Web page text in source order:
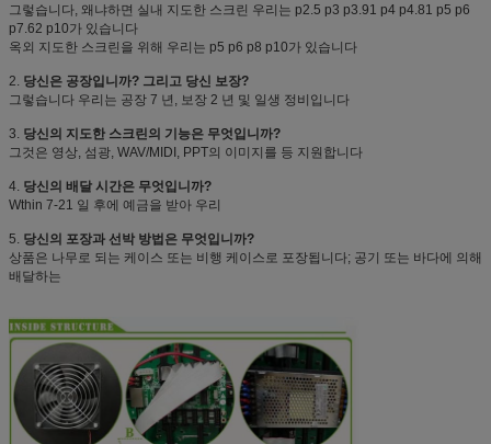
그렇습니다, 왜냐하면 실내 지도한 스크린 우리는 p2.5 p3 p3.91 p4 p4.81 p5 p6
p7.62 p10가 있습니다
옥외 지도한 스크린을 위해 우리는 p5 p6 p8 p10가 있습니다
2. 당신은 공장입니까? 그리고 당신 보장?
그렇습니다 우리는 공장 7 년, 보장 2 년 및 일생 정비입니다
3. 당신의 지도한 스크린의 기능은 무엇입니까?
그것은 영상, 섬광, WAV/MIDI, PPT의 이미지를 등 지원합니다
4. 당신의 배달 시간은 무엇입니까?
Wthin 7-21 일 후에 예금을 받아 우리
5. 당신의 포장과 선박 방법은 무엇입니까?
상품은 나무로 되는 케이스 또는 비행 케이스로 포장됩니다; 공기 또는 바다에 의해
배달하는